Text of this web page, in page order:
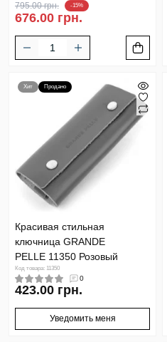
795.00 грн. -15%
676.00 грн.
Хит Продано
Красивая стильная
ключница GRANDE
PELLE 11350 Розовый
Код товара: 11350
0
423.00 грн.
Уведомить меня